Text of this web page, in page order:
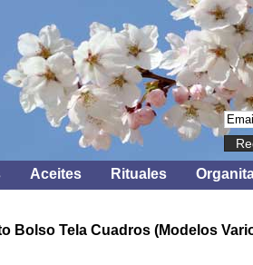
Aceites Rituales
Bolso Tela Cuadros (Modelos